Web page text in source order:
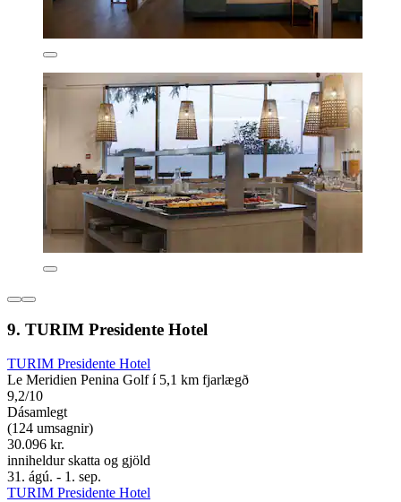
9. TURIM Presidente Hotel
TURIM Presidente Hotel
Le Meridien Penina Golf í 5,1 km fjarlægð
9,2/10
Dásamlegt
(124 umsagnir)
30.096 kr.
inniheldur skatta og gjöld
31. ágú. - 1. sep.
TURIM Presidente Hotel